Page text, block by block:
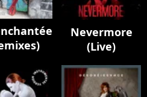
Nevermore
(Live)